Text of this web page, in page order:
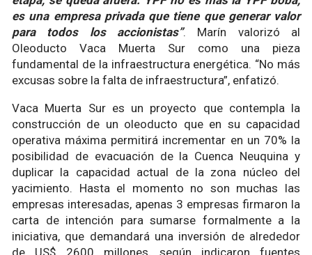
es una empresa privada que tiene que generar valor
para todos los accionistas”. Marín valorizó al
Oleoducto Vaca Muerta Sur como una pieza
fundamental de la infraestructura energética. “No más
excusas sobre la falta de infraestructura”, enfatizó.
Vaca Muerta Sur es un proyecto que contempla la
construcción de un oleoducto que en su capacidad
operativa máxima permitirá incrementar en un 70% la
posibilidad de evacuación de la Cuenca Neuquina y
duplicar la capacidad actual de la zona núcleo del
yacimiento. Hasta el momento no son muchas las
empresas interesadas, apenas 3 empresas firmaron la
carta de intención para sumarse formalmente a la
iniciativa, que demandará una inversión de alrededor